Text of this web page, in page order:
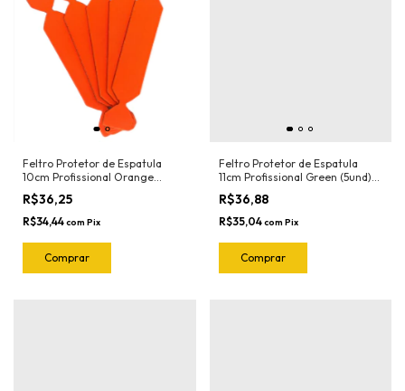
Feltro Protetor de Espatula
10cm Profissional Orange
(5und) 1020.O Joker
R$36,25
R$34,44com Pix
Feltro Protetor de Espatula
11cm Profissional Green (5und)
1018.G Joker
R$36,88
R$35,04com Pix